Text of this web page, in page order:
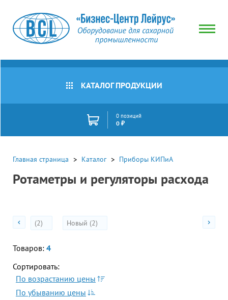
КАТАЛОГ ПРОДУКЦИИ
0 позиций
0 ₽
Все
расхода
В
Под
ПРИМЕНИТЬ
СБРОСИТЬ
Главная страница Каталог Приборы КИПиА
Ротаметры и регуляторы расхода
(2) Новый (2)
Товаров: 4
Сортировать:
По возрастанию цены
По убыванию цены